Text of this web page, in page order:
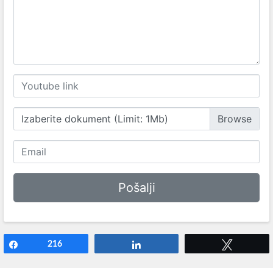
Izaberite dokument (Limit: 1Mb)
216